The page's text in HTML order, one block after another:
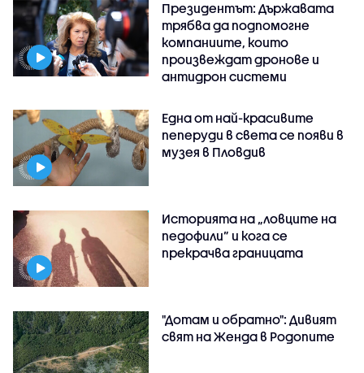
Президентът: Държавата
трябва да подпомогне
компаниите, които
произвеждат дронове и
антидрон системи
Една от най-красивите
пеперуди в света се появи в
музея в Пловдив
Историята на „ловците на
педофили” и кога се
прекрачва границата
"Дотам и обратно": Дивият
свят на Женда в Родопите